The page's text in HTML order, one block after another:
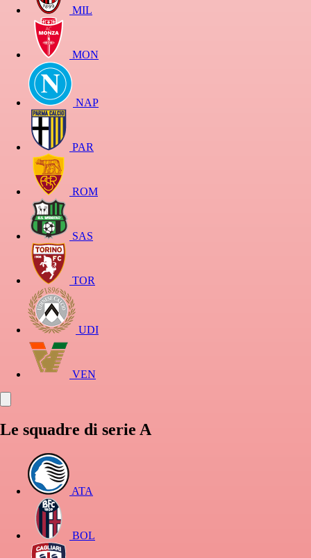
MIL
MON
NAP
PAR
ROM
SAS
TOR
UDI
VEN
Le squadre di serie A
ATA
BOL